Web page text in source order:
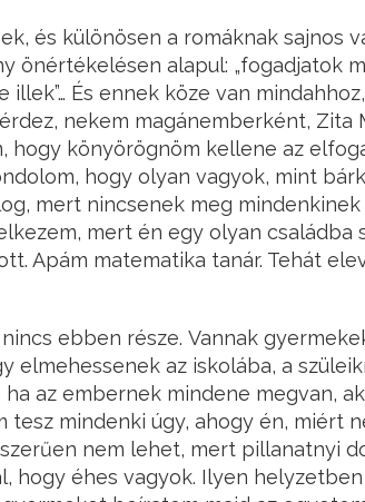
és különösen a romáknak sajnos
önértékelésen alapul: „fogadjatok
És ennek köze van
nekem magánemberként, Zita
hogy könyörögnöm kellene az
hogy olyan vagyok, mint
mert nincsenek meg mindenkinek
mert én egy olyan családba
Apám matematika tanár. Tehát
ebben része. Vannak
elmehessenek az iskolába, a
ha az embernek mindene megvan,
tesz mindenki úgy, ahogy én, miért
nem lehet, mert pillanatnyi
hogy éhes vagyok. Ilyen